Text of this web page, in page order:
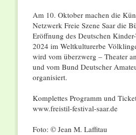
Am 10. Oktober machen die
Netzwerk Freie Szene Saar die
Eröffnung des Deutschen
2024 im Weltkulturerbe
wird vom überzwerg – Theater
und vom Bund Deutscher
organisiert.
Komplettes Programm und
www.freistil-festival-saar.de
Foto: © Jean M. Laffitau